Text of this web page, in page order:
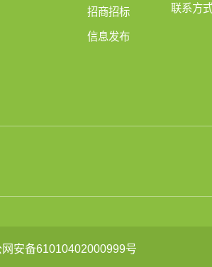
招商招标
信息发布
联系方
网安备61010402000999号